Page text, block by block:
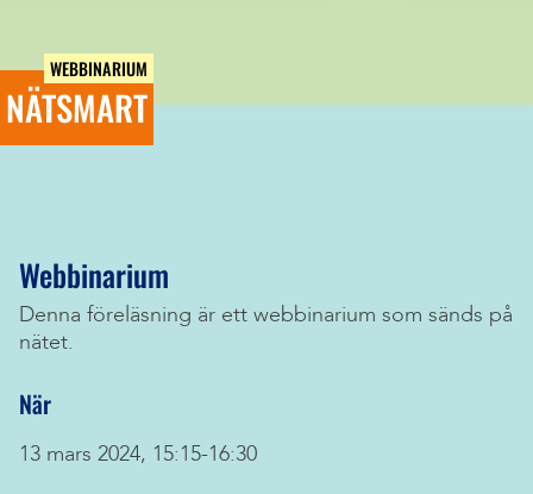
WEBBINARIUM
NÄTSMART
Webbinarium
Denna föreläsning är ett webbinarium som sänds på
nätet.
När
13 mars 2024, 15:15-16:30